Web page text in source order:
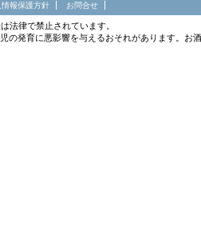
情報保護方針 お問合せ
法律で禁止されています。
の発育に悪影響を与えるおそれがあります。お